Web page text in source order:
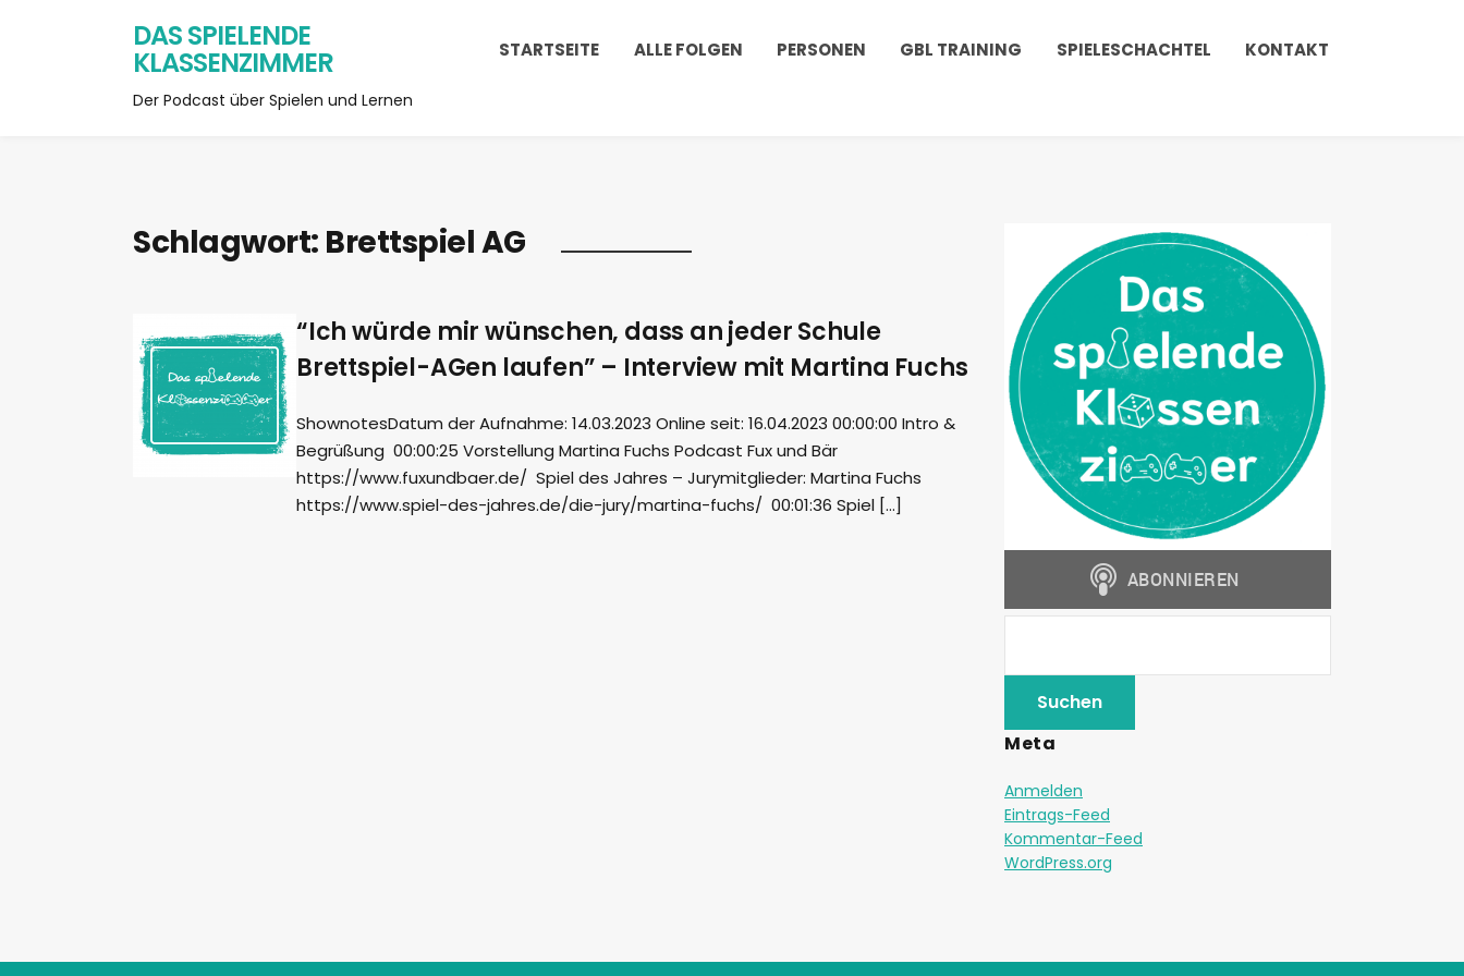
DAS SPIELENDE
KLASSENZIMMER
Der Podcast über Spielen und Lernen
STARTSEITE ALLE FOLGEN PERSONEN GBL TRAINING SPIELESCHACHTEL KONTAKT
Schlagwort: Brettspiel AG
“Ich würde mir wünschen, dass an jeder Schule
Brettspiel-AGen laufen” – Interview mit Martina Fuchs
ShownotesDatum der Aufnahme: 14.03.2023 Online seit: 16.04.2023 00:00:00 Intro &
Begrüßung 00:00:25 Vorstellung Martina Fuchs Podcast Fux und Bär
https://www.fuxundbaer.de/ Spiel des Jahres – Jurymitglieder: Martina Fuchs
https://www.spiel-des-jahres.de/die-jury/martina-fuchs/ 00:01:36 Spiel […]
Meta
Anmelden
Eintrags-Feed
Kommentar-Feed
WordPress.org